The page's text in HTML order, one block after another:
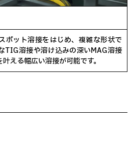
ポット溶接をはじめ、複雑な形状で
TIG溶接や溶け込みの深いMAG溶接
える幅広い溶接が可能です。